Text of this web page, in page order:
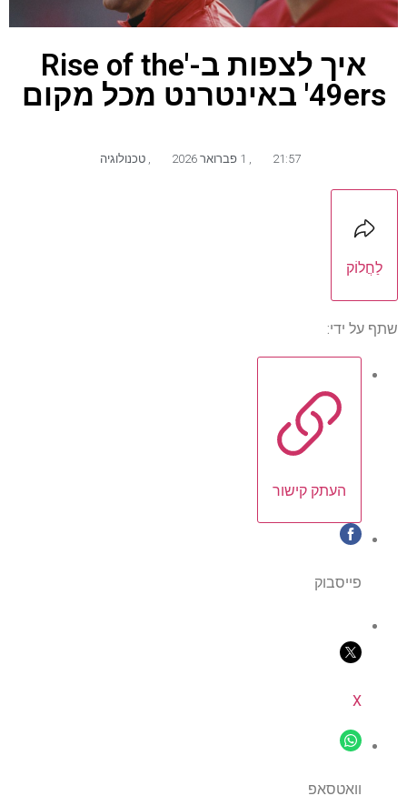
איך לצפות ב-'Rise of the
49ers' באינטרנט מכל מקום
21:57 טכנולוגיה
לַחֲלוֹק
שתף על ידי:
העתק קישור
פייסבוק
X
וואטסאפ